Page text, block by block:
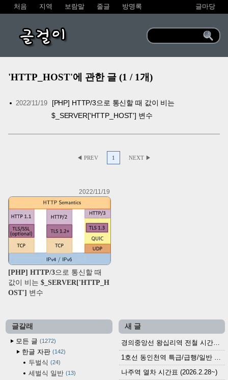
처음 지역 보람말 줄글 방명록 글마당
글걸이
'HTTP_HOST'에 관한 글 (1 / 1개)
2022/11/19
[PHP] HTTP/3으로 통신할 때 값이 비는
$_SERVER['HTTP_HOST'] 변수
◀ PREV 1 NEXT ▶
2022/11/19
[PHP] HTTP/3으로 통신할 때
값이 비는 $_SERVER['HTTP_H
OST'] 변수
글갈래
모든 글
1272
한글 자판 142
두벌식 24
세벌식 일반 13
새 글
경의중앙선 왕십리역 전철 시간표 (2026.4.20~)
1호선 동인천역 특급/급행/일반 전철 시간표 (2026.2.28~)
나주역 열차 시간표 (2026.2.28~)